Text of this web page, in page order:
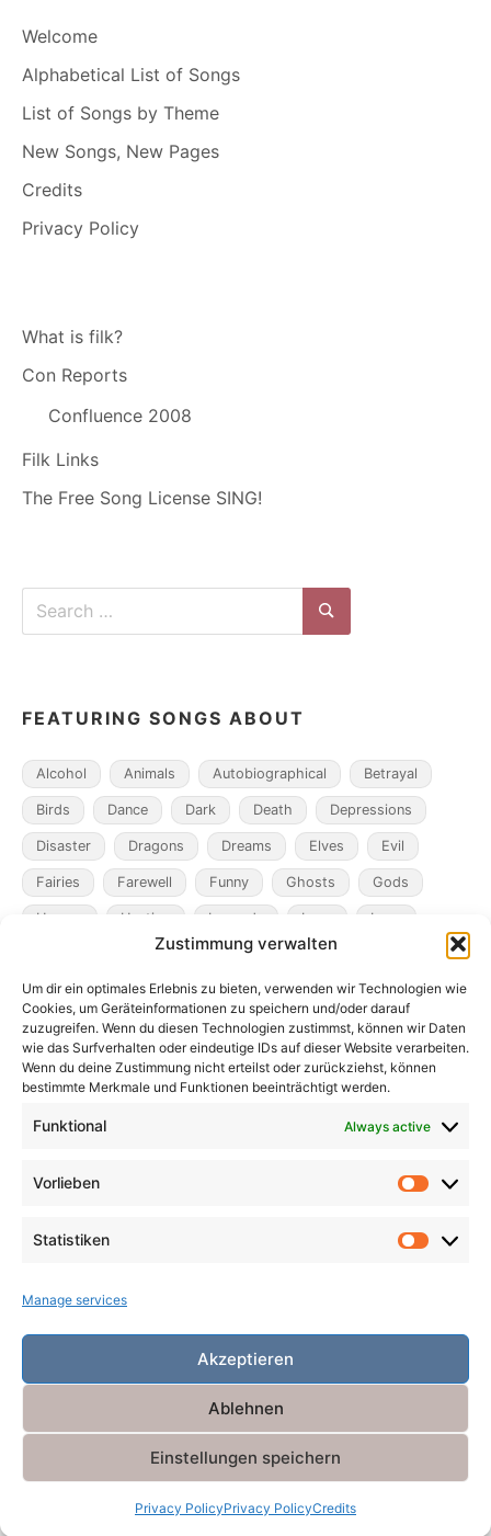
Zustimmung verwalten
Um dir ein optimales Erlebnis zu bieten, verwenden wir Technologien wie
Cookies, um Geräteinformationen zu speichern und/oder darauf
zuzugreifen. Wenn du diesen Technologien zustimmst, können wir Daten
wie das Surfverhalten oder eindeutige IDs auf dieser Website verarbeiten.
Wenn du deine Zustimmung nicht erteilst oder zurückziehst, können
bestimmte Merkmale und Funktionen beeinträchtigt werden.
Funktional Always active
Vorlieben
Statistiken
Manage services
Akzeptieren
Ablehnen
Einstellungen speichern
Privacy PolicyPrivacy PolicyCredits
Welcome
Alphabetical List of Songs
List of Songs by Theme
New Songs, New Pages
Credits
Privacy Policy
What is filk?
Con Reports
Confluence 2008
Filk Links
The Free Song License SING!
Search
Search
FEATURING SONGS ABOUT
Alcohol Animals Autobiographical Betrayal
Birds Dance Dark Death Depressions
Disaster Dragons Dreams Elves Evil
Fairies Farewell Funny Ghosts Gods
Heroes Hunting Legends Loss Love
Magicians Metamorphosis
Mistaken Identity Murder Music Novel
Obsession Pacts Poverty Revenge
Robbers Role Playing Games Ships Spooky
Powered byMiniva WordPress Theme